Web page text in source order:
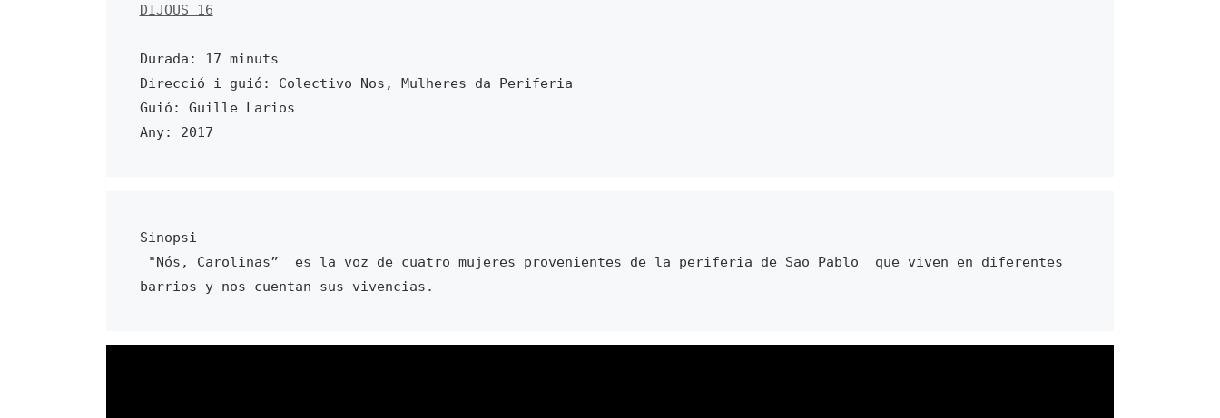
DIJOUS 16
Durada: 17 minuts
Direcció i guió: Colectivo Nos, Mulheres da Periferia
Guió: Guille Larios
Any: 2017
Sinopsi
barrios y nos cuentan sus vivencias.